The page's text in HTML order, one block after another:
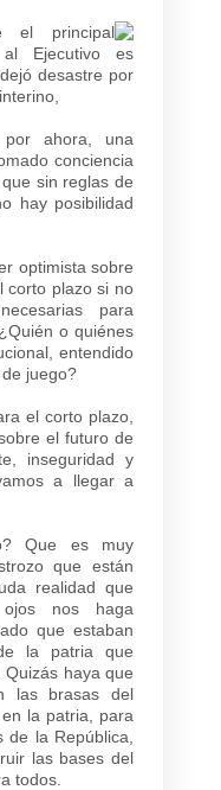
el principal
Ejecutivo es
desastre por
ahora, una
conciencia
sin reglas de
hay posibilidad
optimista sobre
corto plazo si no
para
o quiénes
entendido
juego?
el corto plazo,
el futuro de
inseguridad y
a llegar a
Que es muy
que están
realidad que
nos haga
que estaban
la patria que
haya que
las brasas del
la patria, para
la República,
las bases del
todos.